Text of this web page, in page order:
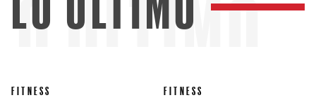
ÚLTIMO
FITNESS FITNESS